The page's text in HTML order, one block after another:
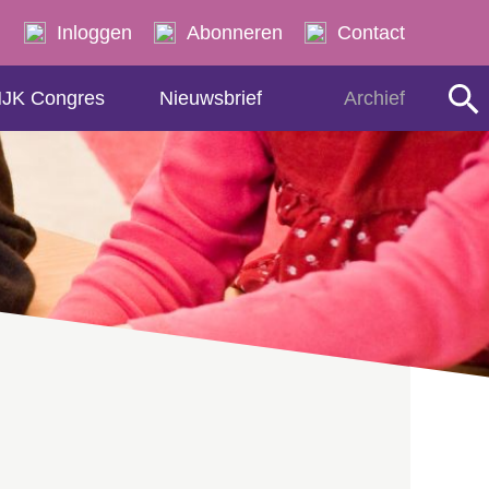
Inloggen Abonneren Contact
Congres Nieuwsbrief Archief
Zoeken